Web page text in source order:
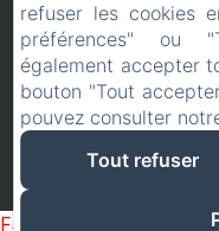
Failed to load
refuser les cookies
préférences" ou
également accepter
bouton "Tout
pouvez consulter
Tout refuser